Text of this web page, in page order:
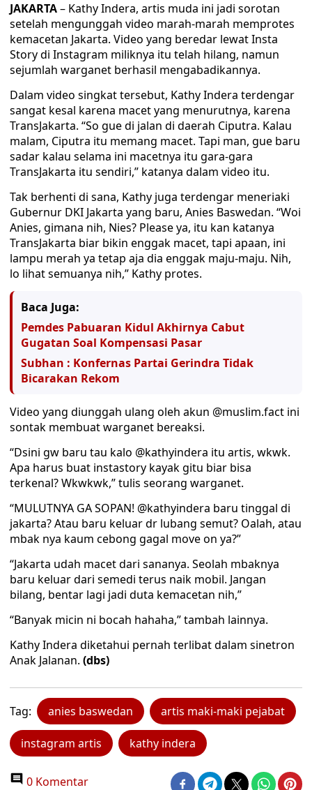
JAKARTA– Kathy Indera, artis muda ini jadi sorotan
setelah mengunggah video marah-marah memprotes
kemacetan Jakarta. Video yang beredar lewat Insta
Story di Instagram miliknya itu telah hilang, namun
sejumlah warganet berhasil mengabadikannya.
Dalam video singkat tersebut, Kathy Indera terdengar
sangat kesal karena macet yang menurutnya, karena
TransJakarta. “So gue di jalan di daerah Ciputra. Kalau
malam, Ciputra itu memang macet. Tapi man, gue baru
sadar kalau selama ini macetnya itu gara-gara
TransJakarta itu sendiri,” katanya dalam video itu.
Tak berhenti di sana, Kathy juga terdengar meneriaki
Gubernur DKI Jakarta yang baru, Anies Baswedan. “Woi
Anies, gimana nih, Nies? Please ya, itu kan katanya
TransJakarta biar bikin enggak macet, tapi apaan, ini
lampu merah ya tetap aja dia enggak maju-maju. Nih,
lo lihat semuanya nih,” Kathy protes.
Baca Juga:
Pemdes Pabuaran Kidul Akhirnya Cabut
Gugatan Soal Kompensasi Pasar
Subhan : Konfernas Partai Gerindra Tidak
Bicarakan Rekom
Video yang diunggah ulang oleh akun @muslim.fact ini
sontak membuat warganet bereaksi.
“Dsini gw baru tau kalo @kathyindera itu artis, wkwk.
Apa harus buat instastory kayak gitu biar bisa
terkenal? Wkwkwk,” tulis seorang warganet.
“MULUTNYA GA SOPAN! @kathyindera baru tinggal di
jakarta? Atau baru keluar dr lubang semut? Oalah, atau
mbak nya kaum cebong gagal move on ya?”
“Jakarta udah macet dari sananya. Seolah mbaknya
baru keluar dari semedi terus naik mobil. Jangan
bilang, bentar lagi jadi duta kemacetan nih,”
“Banyak micin ni bocah hahaha,” tambah lainnya.
Kathy Indera diketahui pernah terlibat dalam sinetron
Anak Jalanan. (dbs)
Tag: anies baswedan artis maki-maki pejabat
instagram artis kathy indera
0 Komentar